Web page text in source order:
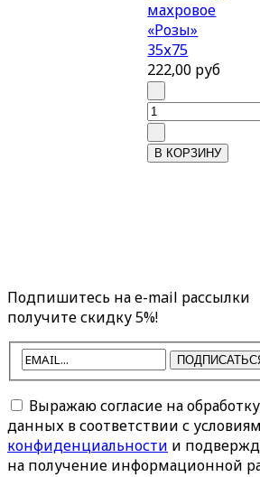
махровое
«Розы»
35х75
222,00 руб
Подпишитесь на e-mail рассылки
получите скидку 5%!
Выражаю согласие на
данных в соответствии с
конфиденциальности и
на получение информационной